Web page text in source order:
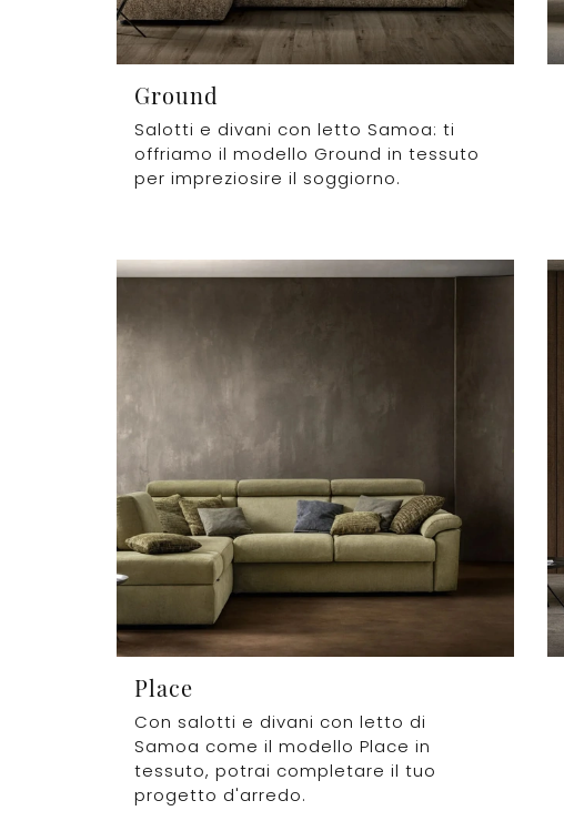
Ground
Salotti e divani con letto Samoa: ti
offriamo il modello Ground in tessuto
per impreziosire il soggiorno.
Place
Con salotti e divani con letto di
Samoa come il modello Place in
tessuto, potrai completare il tuo
progetto d'arredo.